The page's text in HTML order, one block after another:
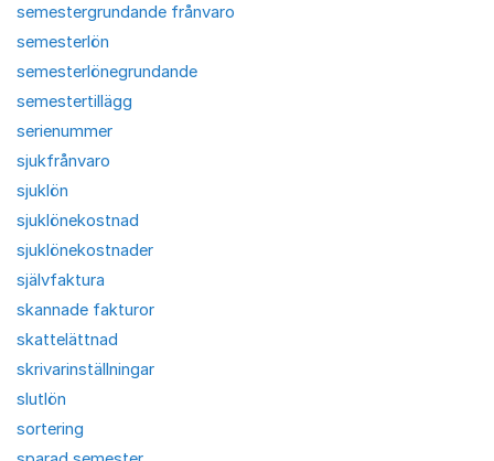
semestergrundande frånvaro
semesterlön
semesterlönegrundande
semestertillägg
serienummer
sjukfrånvaro
sjuklön
sjuklönekostnad
sjuklönekostnader
självfaktura
skannade fakturor
skattelättnad
skrivarinställningar
slutlön
sortering